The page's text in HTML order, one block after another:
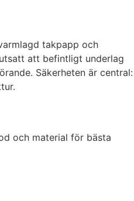
takpapp och
att befintligt underlag
Säkerheten är central:
och material för bästa